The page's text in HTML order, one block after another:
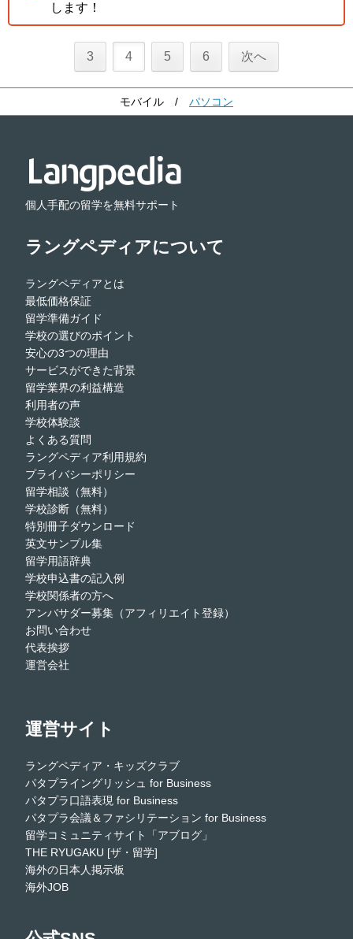
します！
3 4 5 6 次へ
モバイル / パソコン
個人手配の留学を無料サポート
ラングペディアについて
ラングペディアとは
最低価格保証
留学準備ガイド
学校の選びのポイント
安心の3つの理由
サービスができた背景
留学業界の利益構造
利用者の声
学校体験談
よくある質問
ラングペディア利用規約
プライバシーポリシー
留学相談（無料）
学校診断（無料）
特別冊子ダウンロード
英文サンプル集
留学用語辞典
学校申込書の記入例
学校関係者の方へ
アンバサダー募集（アフィリエイト登録）
お問い合わせ
代表挨拶
運営会社
運営サイト
ラングペディア・キッズクラブ
パタプライングリッシュ for Business
パタプラ口語表現 for Business
パタプラ会議＆ファシリテーション for Business
留学コミュニティサイト「アブログ」
THE RYUGAKU [ザ・留学]
海外の日本人掲示板
海外JOB